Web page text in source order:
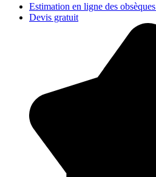
Estimation en ligne des obsèques
Devis gratuit